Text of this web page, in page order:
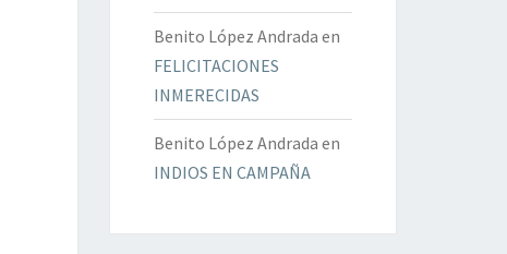
Benito López Andrada en
FELICITACIONES
INMERECIDAS
Benito López Andrada en
INDIOS EN CAMPAÑA